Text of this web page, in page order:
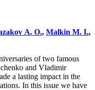
A. O., Malkin M. I.,
of two famous
and Vladimir
a lasting impact in the
In this issue we have